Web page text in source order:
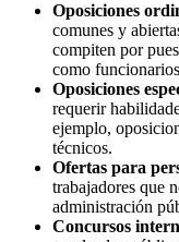
Oposiciones
comunes y
compiten por
como
Oposiciones
requerir
ejemplo,
técnicos.
Ofertas para
trabajadores que
administración
Concursos